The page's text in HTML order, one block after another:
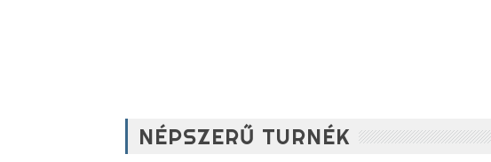
NÉPSZERŰ TURNÉK